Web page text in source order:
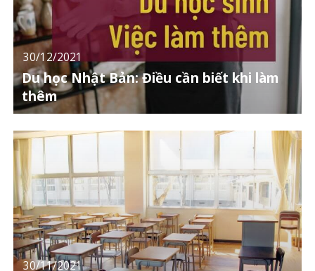
30/12/2021
Du học Nhật Bản: Điều cần biết khi làm
thêm
30/11/2021